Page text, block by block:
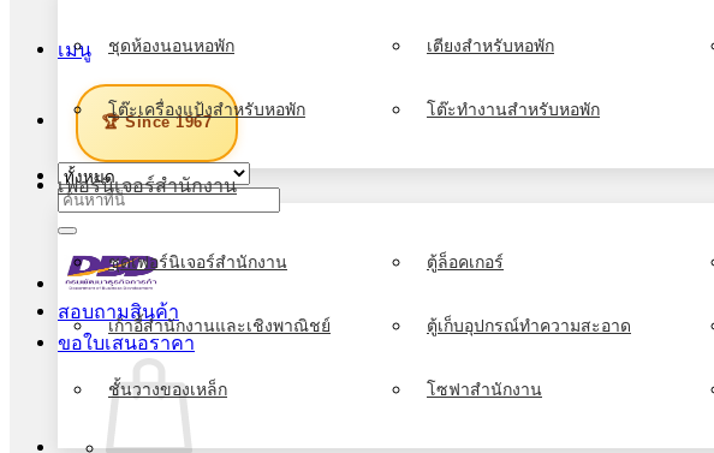
เมนู
🏆 Since 1967
ค้นหา:
สอบถามสินค้า
ขอใบเสนอราคา
ชุดห้องนอนหอพัก เตียงสำหรับหอพัก
โต๊ะเครื่องแป้งสำหรับหอพัก โต๊ะทำงานสำหรับหอพัก
เฟอร์นิเจอร์สำนักงาน
ชุดเฟอร์นิเจอร์สำนักงาน ตู้ล็อคเกอร์
เก้าอี้สำนักงานและเชิงพาณิชย์ ตู้เก็บอุปกรณ์ทำความสะอาด
ชั้นวางของเหล็ก โซฟาสำนักงาน